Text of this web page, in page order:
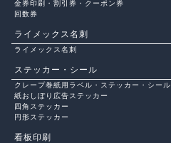
金券印刷・割引券・クーポン券
回数券
ライメックス名刺
ライメックス名刺
ステッカー・シール
クレープ巻紙用ラベル・ステッカー・シール
紙おしぼり広告ステッカー
四角ステッカー
円形ステッカー
看板印刷